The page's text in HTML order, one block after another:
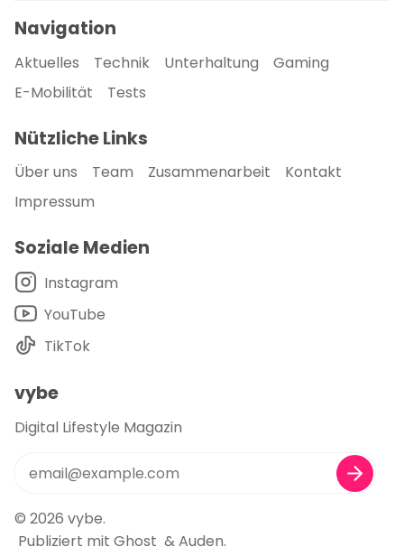
Navigation
Aktuelles Technik Unterhaltung
Gaming
E-Mobilität
Tests
Nützliche Links
Über uns Team Zusammenarbeit
Kontakt
Impressum
Soziale Medien
Instagram
YouTube
TikTok
vybe
Digital Lifestyle Magazin
© 2026 vybe.
Publiziert mit Ghost &Auden.